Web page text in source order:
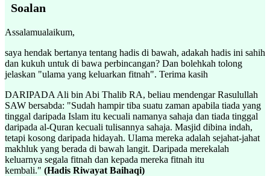
Soalan
Assalamualaikum,
saya hendak bertanya tentang hadis di bawah, adakah hadis ini sahih
dan kukuh untuk di bawa perbincangan? Dan bolehkah tolong
jelaskan "ulama yang keluarkan fitnah". Terima kasih
DARIPADA Ali bin Abi Thalib RA, beliau mendengar Rasulullah
SAW bersabda: "Sudah hampir tiba suatu zaman apabila tiada yang
tinggal daripada Islam itu kecuali namanya sahaja dan tiada tinggal
daripada al-Quran kecuali tulisannya sahaja. Masjid dibina indah,
tetapi kosong daripada hidayah. Ulama mereka adalah sejahat-jahat
makhluk yang berada di bawah langit. Daripada merekalah
keluarnya segala fitnah dan kepada mereka fitnah itu
kembali." (Hadis Riwayat Baihaqi)